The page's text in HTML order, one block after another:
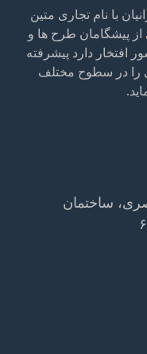
با نام تجاری متین
از پیشگامان طرح ها و
افتخار دارد پیشرفته
را در سطوح مختلف
ساختمان